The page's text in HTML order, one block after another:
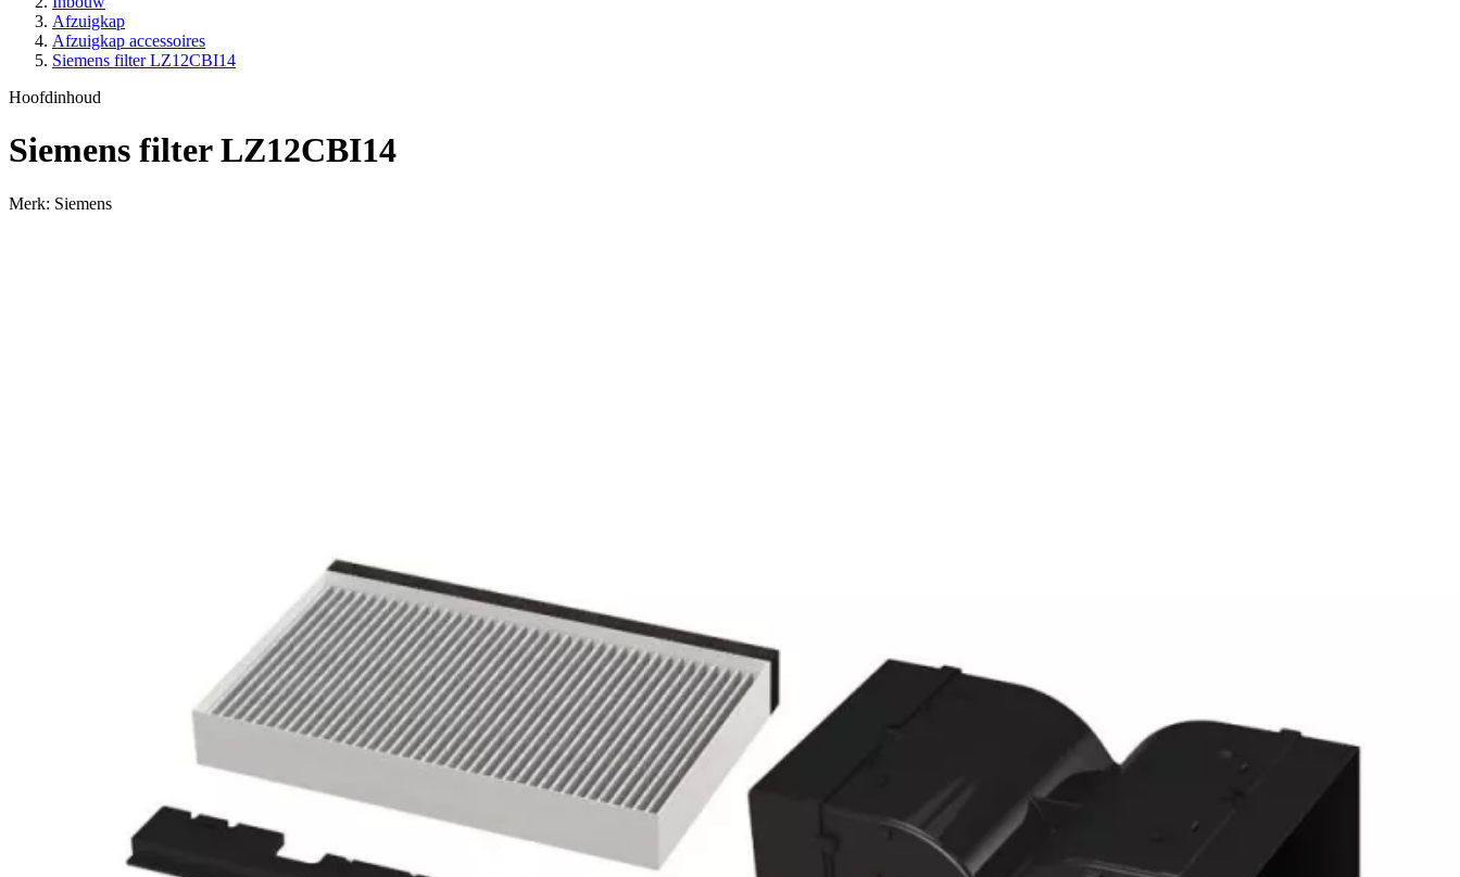
Afzuigkap
Afzuigkap accessoires
Siemens filter LZ12CBI14
Hoofdinhoud
Siemens filter LZ12CBI14
Merk: Siemens